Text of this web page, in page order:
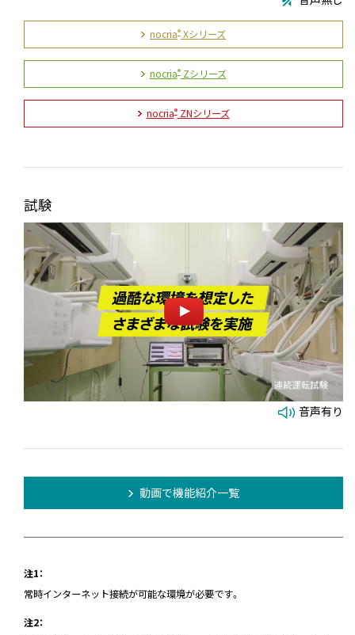
nocria® Xシリーズ
nocria®Zシリーズ
nocria®ZNシリーズ
試験
音声有り
動画で機能紹介一覧
注1：
常時インターネット接続が可能な環境が必要です。
注2：